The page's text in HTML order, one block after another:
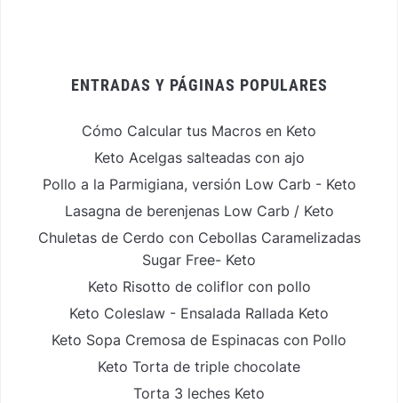
ENTRADAS Y PÁGINAS POPULARES
Cómo Calcular tus Macros en Keto
Keto Acelgas salteadas con ajo
Pollo a la Parmigiana, versión Low Carb - Keto
Lasagna de berenjenas Low Carb / Keto
Chuletas de Cerdo con Cebollas Caramelizadas
Sugar Free- Keto
Keto Risotto de coliflor con pollo
Keto Coleslaw - Ensalada Rallada Keto
Keto Sopa Cremosa de Espinacas con Pollo
Keto Torta de triple chocolate
Torta 3 leches Keto